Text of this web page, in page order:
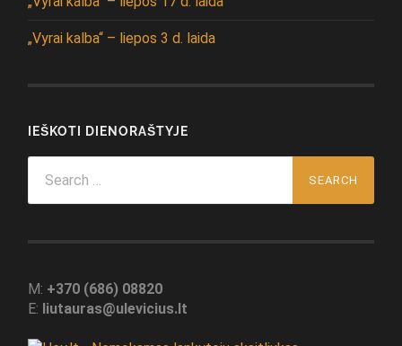
„Vyrai kalba“ – liepos 3 d. laida
IEŠKOTI DIENORAŠTYJE
for:
M: +370 (686) 08820
E: liutauras@ulevicius.lt